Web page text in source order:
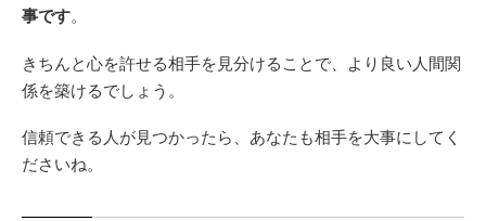
事です。
きちんと心を許せる相手を見分けることで、より良い人間関
係を築けるでしょう。
信頼できる人が見つかったら、あなたも相手を大事にしてく
ださいね。